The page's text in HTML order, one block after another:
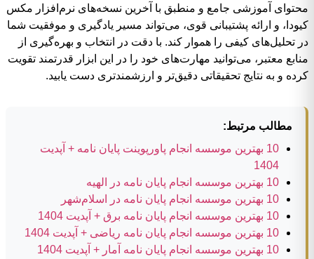
محتوای آموزشی جامع و منطبق با آخرین نسخه‌های نرم‌افزار مکس
کیودا، و ارائه پشتیبانی قوی، می‌تواند مسیر یادگیری و موفقیت شما
در تحلیل‌های کیفی را هموار کند. با دقت در انتخاب و بهره‌گیری از
منابع معتبر، می‌توانید مهارت‌های خود را در این ابزار قدرتمند تقویت
کرده و به نتایج تحقیقاتی دقیق‌تر و ارزشمندتری دست یابید.
مطالب مرتبط:
10 بهترین موسسه انجام پاورپوینت پایان نامه + آپدیت
1404
10 بهترین موسسه انجام پایان نامه در الهیه
10 بهترین موسسه انجام پایان نامه در اسلام‌شهر
10 بهترین موسسه انجام پایان نامه برق + آپدیت 1404
10 بهترین موسسه انجام پایان نامه ریاضی + آپدیت 1404
10 بهترین موسسه انجام پایان نامه آمار + آپدیت 1404